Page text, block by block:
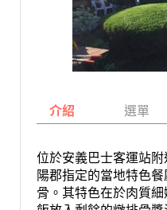
介紹 選單
位於安義巴士客運站
陽郡指定的當地特色
骨。其特色在於肉質